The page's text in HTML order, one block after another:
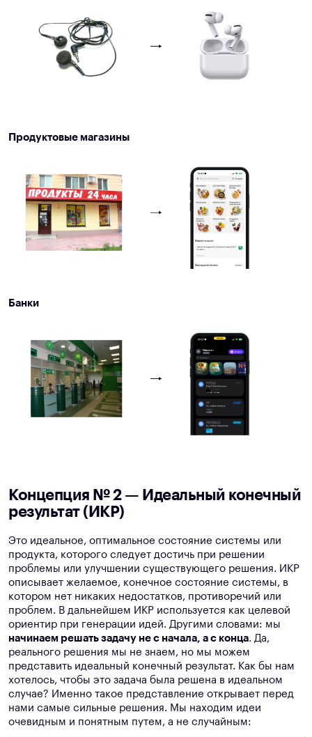
Продуктовые магазины
Банки
Концепция № 2 — Идеальный конечный
результат (ИКР)
Это идеальное, оптимальное состояние системы или
продукта, которого следует достичь при решении
проблемы или улучшении существующего решения. ИКР
описывает желаемое, конечное состояние системы, в
котором нет никаких недостатков, противоречий или
проблем. В дальнейшем ИКР используется как целевой
ориентир при генерации идей. Другими словами: мы
начинаем решать задачу не с начала, а с конца. Да,
реального решения мы не знаем, но мы можем
представить идеальный конечный результат. Как бы нам
хотелось, чтобы это задача была решена в идеальном
случае? Именно такое представление открывает перед
нами самые сильные решения. Мы находим идеи
очевидным и понятным путем, а не случайным: